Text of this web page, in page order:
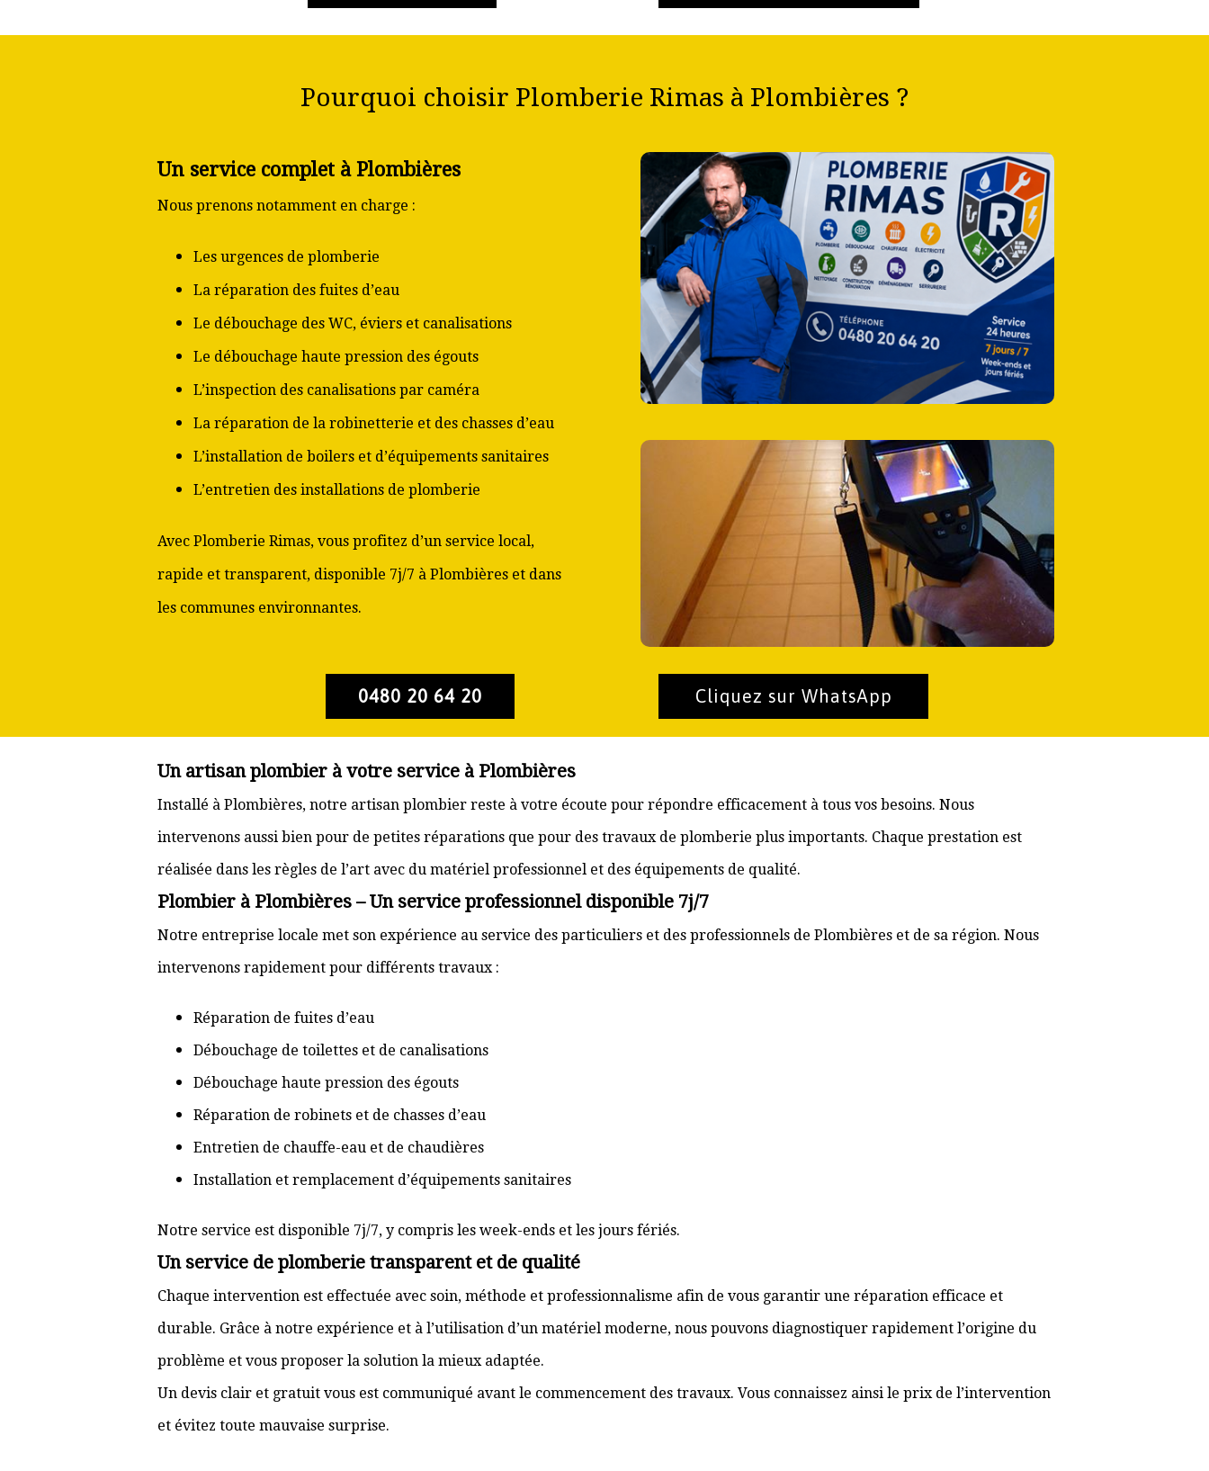
Pourquoi choisir Plomberie Rimas à Plombières ?
Un service complet à Plombières
Nous prenons notamment en charge :
Les urgences de plomberie
La réparation des fuites d’eau
Le débouchage des WC, éviers et canalisations
Le débouchage haute pression des égouts
L’inspection des canalisations par caméra
La réparation de la robinetterie et des chasses d’eau
L’installation de boilers et d’équipements sanitaires
L’entretien des installations de plomberie
Avec Plomberie Rimas, vous profitez d’un service local,
rapide et transparent, disponible 7j/7 à Plombières et dans
les communes environnantes.
0480 20 64 20 Cliquez sur WhatsApp
Un artisan plombier à votre service à Plombières
Installé à Plombières, notre artisan plombier reste à votre écoute pour répondre efficacement à tous vos besoins. Nous
intervenons aussi bien pour de petites réparations que pour des travaux de plomberie plus importants. Chaque prestation est
réalisée dans les règles de l’art avec du matériel professionnel et des équipements de qualité.
Plombier à Plombières – Un service professionnel disponible 7j/7
Notre entreprise locale met son expérience au service des particuliers et des professionnels de Plombières et de sa région. Nous
intervenons rapidement pour différents travaux :
Réparation de fuites d’eau
Débouchage de toilettes et de canalisations
Débouchage haute pression des égouts
Réparation de robinets et de chasses d’eau
Entretien de chauffe-eau et de chaudières
Installation et remplacement d’équipements sanitaires
Notre service est disponible 7j/7, y compris les week-ends et les jours fériés.
Un service de plomberie transparent et de qualité
Chaque intervention est effectuée avec soin, méthode et professionnalisme afin de vous garantir une réparation efficace et
durable. Grâce à notre expérience et à l’utilisation d’un matériel moderne, nous pouvons diagnostiquer rapidement l’origine du
problème et vous proposer la solution la mieux adaptée.
Un devis clair et gratuit vous est communiqué avant le commencement des travaux. Vous connaissez ainsi le prix de l’intervention
et évitez toute mauvaise surprise.